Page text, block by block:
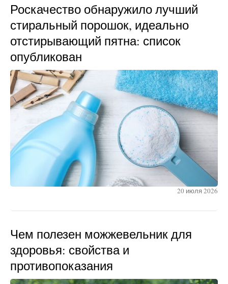
Роскачество обнаружило лучший
стиральный порошок, идеально
отстирывающий пятна: список
опубликован
20 июля 2026
Чем полезен можжевельник для
здоровья: свойства и
противопоказания